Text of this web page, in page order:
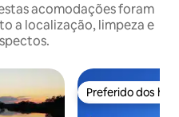
acomodações foram
a localização, limpeza e
hóspedes Preferido dos
Preferido dos